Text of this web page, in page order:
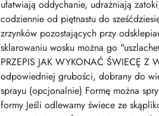
ułatwiają oddychanie, udrażniają
codziennie od piętnastu do
zrzynków pozostających przy
sklarowaniu wosku można go
PRZEPIS JAK WYKONAĆ ŚWIECĘ Z
odpowiedniej grubości, dobrany do
sprayu (opcjonalnie) Formę można
formy Jeśli odlewamy świece ze